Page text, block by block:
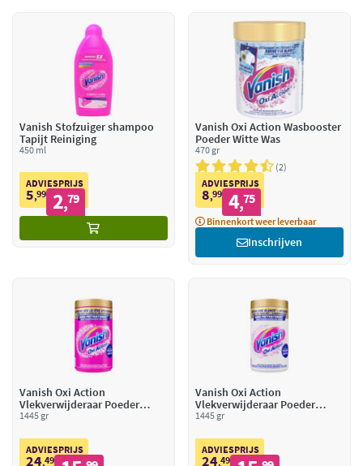
Vanish Stofzuiger shampoo
Tapijt Reiniging
450 ml
ADVIESPRIJS
5,99 2,79
Vanish Oxi Action Wasbooster
Poeder Witte Was
470 gr
2
ADVIESPRIJS
8,99 4,75
Binnenkort weer leverbaar
Inschrijven
Vanish Oxi Action
Vlekverwijderaar Poeder
Gekleurde Was
1445 gr
ADVIESPRIJS
24,49
Vanish Oxi Action
Vlekverwijderaar Poeder
Witte Was
1445 gr
ADVIESPRIJS
24,49